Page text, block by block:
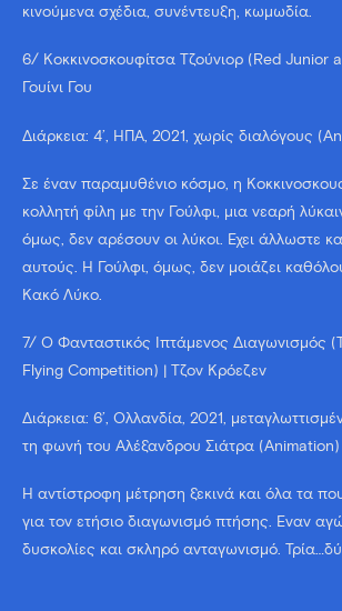
κινούμενα σχέδια, συνέντευξη, κωμωδία.
6/ Κοκκινοσκουφίτσα Τζούνιορ (Red Junior
Γουίνι Γου
Διάρκεια: 4’, ΗΠΑ, 2021, χωρίς διαλόγους
Σε έναν παραμυθένιο κόσμο, η
κολλητή φίλη με την Γούλφι, μια νεαρή
όμως, δεν αρέσουν οι λύκοι. Έχει άλλωστε
αυτούς. Η Γούλφι, όμως, δεν μοιάζει
Κακό Λύκο.
7/ Ο Φανταστικός Ιπτάμενος Διαγωνισμός
Flying Competition) | Τζον Κρόεζεν
Διάρκεια: 6’, Ολλανδία, 2021,
τη φωνή του Αλέξανδρου Σιάτρα (Animation)
Η αντίστροφη μέτρηση ξεκινά και όλα τα
για τον ετήσιο διαγωνισμό πτήσης. Έναν
δυσκολίες και σκληρό ανταγωνισμό.